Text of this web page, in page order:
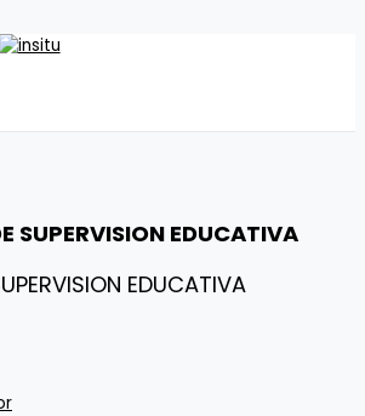
SUPERVISION EDUCATIVA
EDUCATIVA